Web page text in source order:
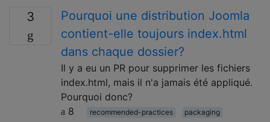
3
Pourquoi une distribution Joomla
contient-elle toujours index.html
dans chaque dossier?
Il y a eu un PR pour supprimer les fichiers
index.html, mais il n'a jamais été appliqué.
Pourquoi donc?
8
recommended-practices packaging